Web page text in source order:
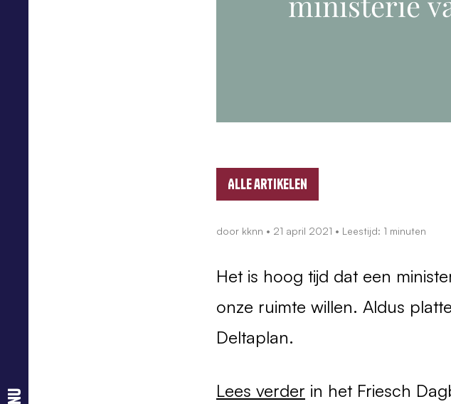
Alle artikelen
door kknn • 21 april 2021 • Leestijd: 1 minuten
Het is hoog tijd dat een
onze ruimte willen. Aldus
Deltaplan.
Lees verder in het Friesch